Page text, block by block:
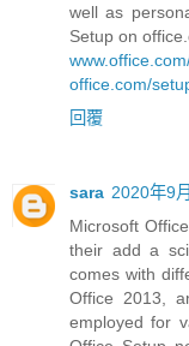
well as
Setup on
office.com/
回覆
sara 2020年9
Microsoft
their add a
comes with
Office 2013,
employed for